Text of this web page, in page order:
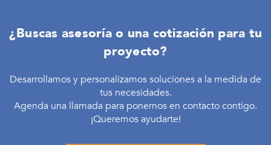
¿Buscas asesoría o una cotización para tu
proyecto?
Desarrollamos y personalizamos soluciones a la medida de
tus necesidades.
Agenda una llamada para ponernos en contacto contigo.
¡Queremos ayudarte!